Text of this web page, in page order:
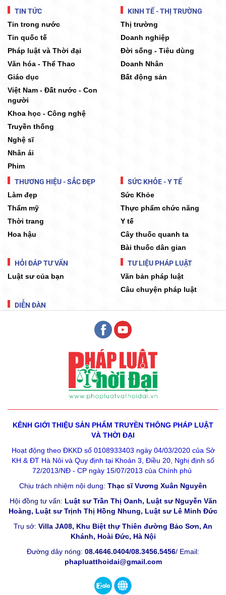
TIN TỨC
Tin trong nước
Tin quốc tế
Pháp luật và Thời đại
Văn hóa - Thể Thao
Giáo dục
Việt Nam - Đất nước - Con
người
Khoa học - Công nghệ
Truyền thống
Nghệ sĩ
Nhân ái
Phim
KINH TẾ - THỊ TRƯỜNG
Thị trường
Doanh nghiệp
Đời sống - Tiêu dùng
Doanh Nhân
Bất động sản
THƯƠNG HIỆU - SẮC ĐẸP
Làm đẹp
Thẩm mỹ
Thời trang
Hoa hậu
SỨC KHỎE - Y TẾ
Sức Khỏe
Thực phẩm chức năng
Y tế
Cây thuốc quanh ta
Bài thuốc dân gian
HỎI ĐÁP TƯ VẤN
Luật sư của bạn
TƯ LIỆU PHÁP LUẬT
Văn bản pháp luật
Câu chuyện pháp luật
DIỄN ĐÀN
KÊNH GIỚI THIỆU SẢN PHẨM TRUYỀN THÔNG PHÁP LUẬT
VÀ THỜI ĐẠI
Hoạt động theo ĐKKD số 0108933403 ngày 04/03/2020 của Sở
KH & ĐT Hà Nôi và Quy định tại Khoản 3, Điều 20, Nghị định số
72/2013/NĐ - CP ngày 15/07/2013 của Chính phủ
Chịu trách nhiệm nội dung: Thạc sĩ Vương Xuân Nguyên
Hội đồng tư vấn: Luật sư Trần Thị Oanh, Luật sư Nguyễn Văn
Hoàng, Luật sư Trịnh Thị Hồng Nhung, Luật sư Lê Minh Đức
Trụ sở: Villa JA08, Khu Biệt thự Thiên đường Bảo Sơn, An
Khánh, Hoài Đức, Hà Nội
Đường dây nóng: 08.4646.0404/08.3456.5456/ Email:
phapluatthoidai@gmail.com